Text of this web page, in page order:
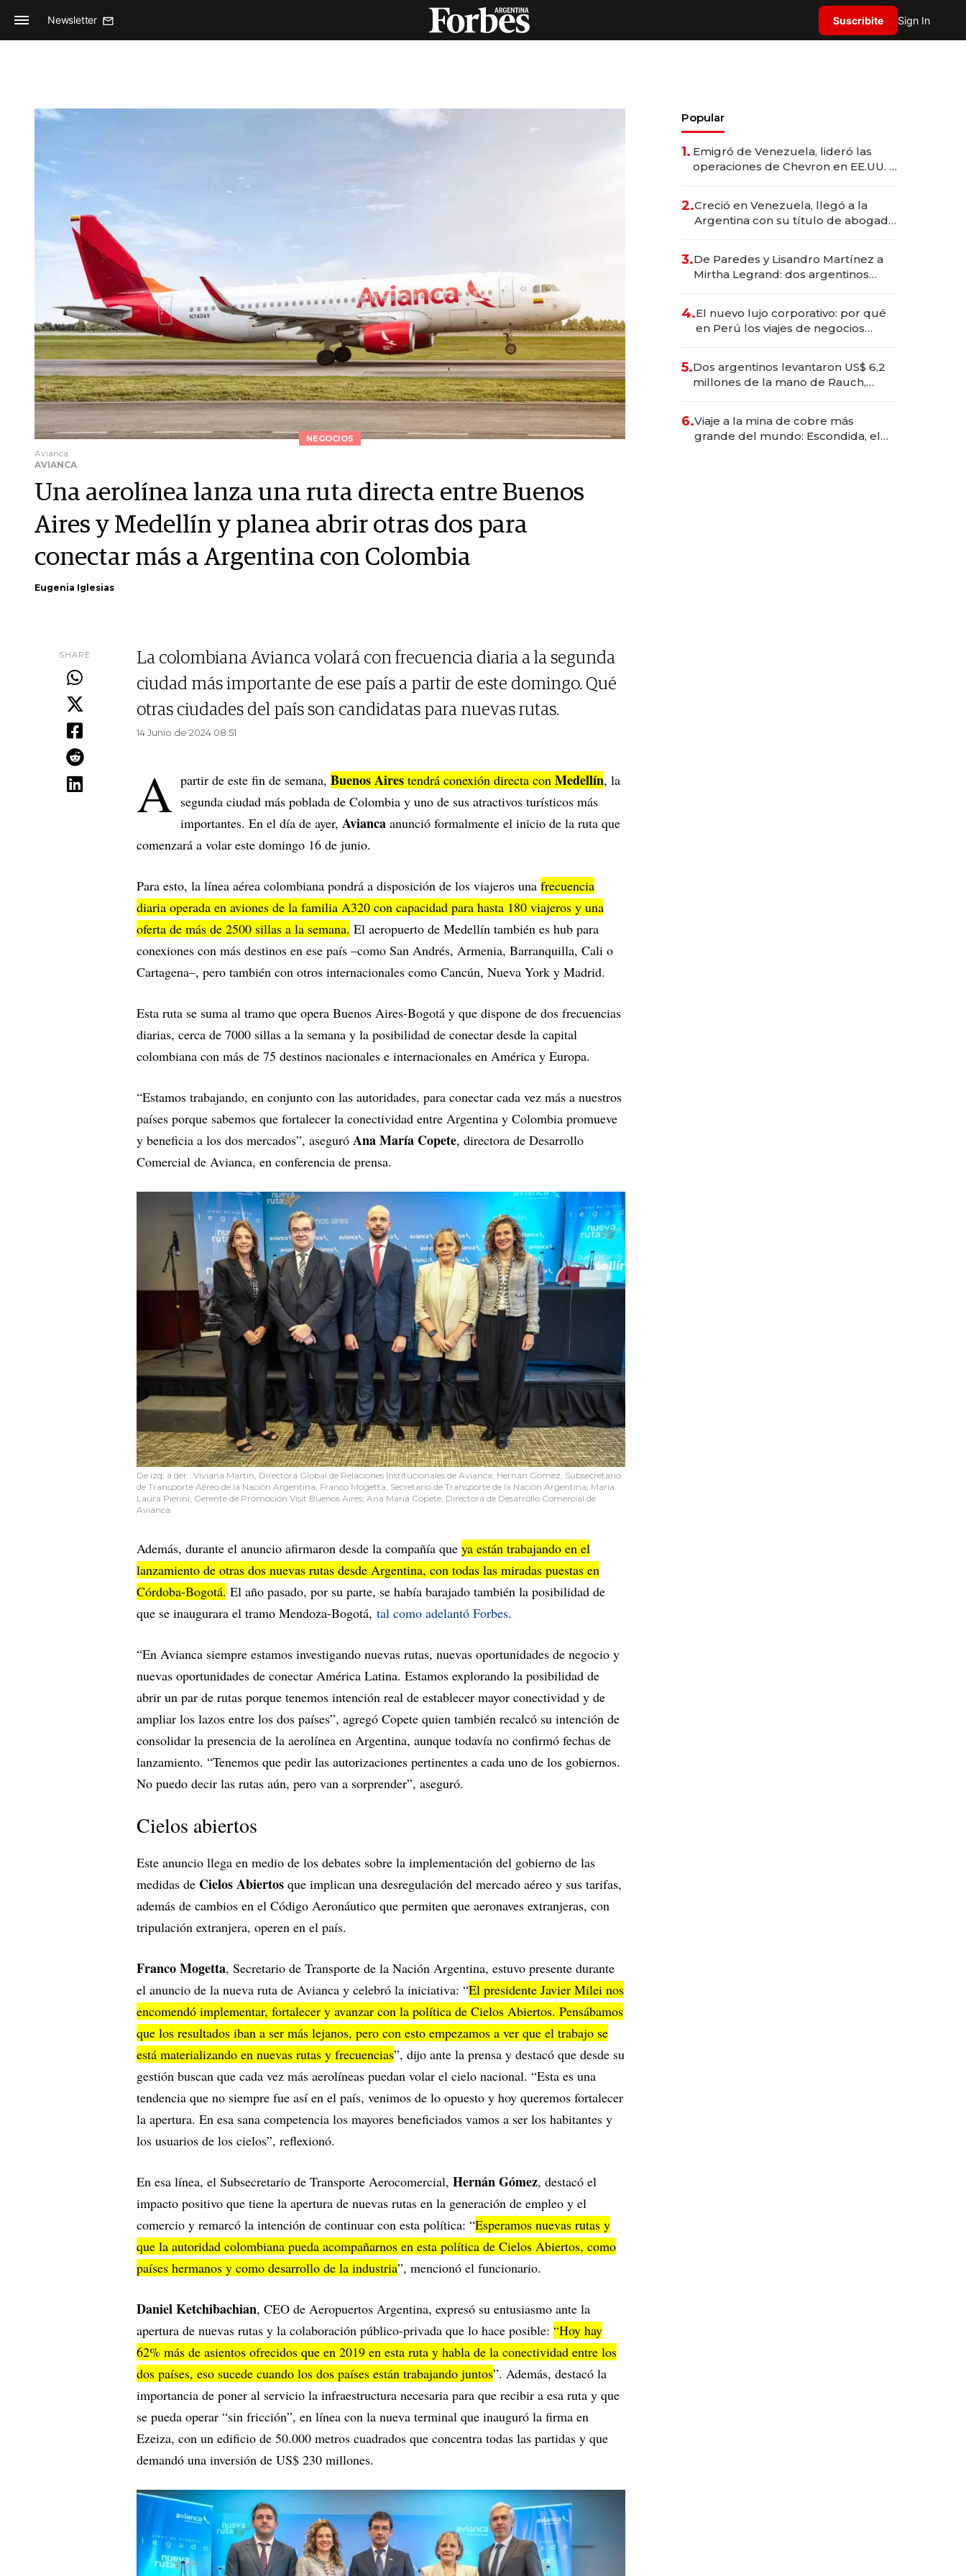
Newsletter Suscribite Sign In
NEGOCIOS
Avianca
AVIANCA
Una aerolínea lanza una ruta directa entre Buenos
Aires y Medellín y planea abrir otras dos para
conectar más a Argentina con Colombia
Eugenia Iglesias
SHARE
La colombiana Avianca volará con frecuencia diaria a la segunda
ciudad más importante de ese país a partir de este domingo. Qué
otras ciudades del país son candidatas para nuevas rutas.
14 Junio de 2024 08.51
A partir de este fin de semana, Buenos Aires tendrá conexión directa con Medellín, la
segunda ciudad más poblada de Colombia y uno de sus atractivos turísticos más
importantes. En el día de ayer, Avianca anunció formalmente el inicio de la ruta que
comenzará a volar este domingo 16 de junio.
Para esto, la línea aérea colombiana pondrá a disposición de los viajeros una frecuencia
diaria operada en aviones de la familia A320 con capacidad para hasta 180 viajeros y una
oferta de más de 2500 sillas a la semana. El aeropuerto de Medellín también es hub para
conexiones con más destinos en ese país –como San Andrés, Armenia, Barranquilla, Cali o
Cartagena–, pero también con otros internacionales como Cancún, Nueva York y Madrid.
Esta ruta se suma al tramo que opera Buenos Aires-Bogotá y que dispone de dos frecuencias
diarias, cerca de 7000 sillas a la semana y la posibilidad de conectar desde la capital
colombiana con más de 75 destinos nacionales e internacionales en América y Europa.
“Estamos trabajando, en conjunto con las autoridades, para conectar cada vez más a nuestros
países porque sabemos que fortalecer la conectividad entre Argentina y Colombia promueve
y beneficia a los dos mercados”, aseguró Ana María Copete, directora de Desarrollo
Comercial de Avianca, en conferencia de prensa.
De izq. a der.: Viviana Martin, Directora Global de Relaciones Institucionales de Avianca; Hernán Gomez, Subsecretario
de Transporte Aéreo de la Nación Argentina; Franco Mogetta, Secretario de Transporte de la Nación Argentina; María
Laura Pierini, Gerente de Promoción Visit Buenos Aires; Ana María Copete, Directora de Desarrollo Comercial de
Avianca.
Además, durante el anuncio afirmaron desde la compañía que ya están trabajando en el
lanzamiento de otras dos nuevas rutas desde Argentina, con todas las miradas puestas en
Córdoba-Bogotá. El año pasado, por su parte, se había barajado también la posibilidad de
que se inaugurara el tramo Mendoza-Bogotá, tal como adelantó Forbes.
“En Avianca siempre estamos investigando nuevas rutas, nuevas oportunidades de negocio y
nuevas oportunidades de conectar América Latina. Estamos explorando la posibilidad de
abrir un par de rutas porque tenemos intención real de establecer mayor conectividad y de
ampliar los lazos entre los dos países”, agregó Copete quien también recalcó su intención de
consolidar la presencia de la aerolínea en Argentina, aunque todavía no confirmó fechas de
lanzamiento. “Tenemos que pedir las autorizaciones pertinentes a cada uno de los gobiernos.
No puedo decir las rutas aún, pero van a sorprender”, aseguró.
Cielos abiertos
Este anuncio llega en medio de los debates sobre la implementación del gobierno de las
medidas de Cielos Abiertos que implican una desregulación del mercado aéreo y sus tarifas,
además de cambios en el Código Aeronáutico que permiten que aeronaves extranjeras, con
tripulación extranjera, operen en el país.
Franco Mogetta, Secretario de Transporte de la Nación Argentina, estuvo presente durante
el anuncio de la nueva ruta de Avianca y celebró la iniciativa: “El presidente Javier Milei nos
encomendó implementar, fortalecer y avanzar con la política de Cielos Abiertos. Pensábamos
que los resultados iban a ser más lejanos, pero con esto empezamos a ver que el trabajo se
está materializando en nuevas rutas y frecuencias”, dijo ante la prensa y destacó que desde su
gestión buscan que cada vez más aerolíneas puedan volar el cielo nacional. “Esta es una
tendencia que no siempre fue así en el país, venimos de lo opuesto y hoy queremos fortalecer
la apertura. En esa sana competencia los mayores beneficiados vamos a ser los habitantes y
los usuarios de los cielos”, reflexionó.
En esa línea, el Subsecretario de Transporte Aerocomercial, Hernán Gómez, destacó el
impacto positivo que tiene la apertura de nuevas rutas en la generación de empleo y el
comercio y remarcó la intención de continuar con esta política: “Esperamos nuevas rutas y
que la autoridad colombiana pueda acompañarnos en esta política de Cielos Abiertos, como
países hermanos y como desarrollo de la industria”, mencionó el funcionario.
Daniel Ketchibachian, CEO de Aeropuertos Argentina, expresó su entusiasmo ante la
apertura de nuevas rutas y la colaboración público-privada que lo hace posible: “Hoy hay
62% más de asientos ofrecidos que en 2019 en esta ruta y habla de la conectividad entre los
dos países, eso sucede cuando los dos países están trabajando juntos”. Además, destacó la
importancia de poner al servicio la infraestructura necesaria para que recibir a esa ruta y que
se pueda operar “sin fricción”, en línea con la nueva terminal que inauguró la firma en
Ezeiza, con un edificio de 50.000 metros cuadrados que concentra todas las partidas y que
demandó una inversión de US$ 230 millones.
Popular
1. Emigró de Venezuela, lideró las
operaciones de Chevron en EE.UU. y
2.Creció en Venezuela, llegó a la
Argentina con su título de abogado
marcas "fast premium"
3.De Paredes y Lisandro Martínez a
Mirtha Legrand: dos argentinos
4.El nuevo lujo corporativo: por qué
en Perú los viajes de negocios
transformadoras
5.Dos argentinos levantaron US$ 6,2
millones de la mano de Rauch,
6.Viaje a la mina de cobre más
grande del mundo: Escondida, el